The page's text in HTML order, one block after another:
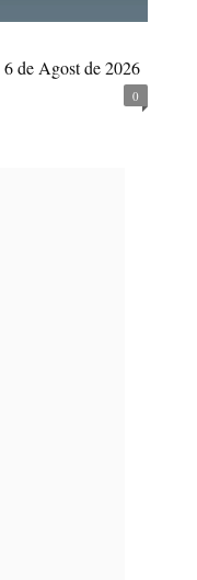
de Agost de 2026
0